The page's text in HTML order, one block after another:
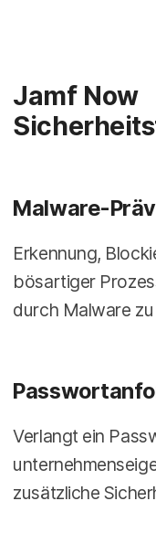
Jamf Now
Malware-
Erkennung,
bösartiger
durch Malware
Verlangt ein
zusätzliche